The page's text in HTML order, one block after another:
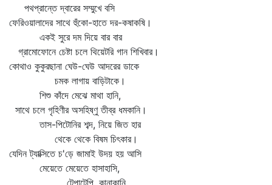
পথপ্রান্তে দ্বারের সম্মুখে বসি
ফেরিওয়ালাদের সাথে হুঁকো-হাতে দর-কষাকষি।
একই সুরে দম দিয়ে বার বার
গ্রামোফোনে চেষ্টা চলে থিয়েটরি গান শিখিবার।
কোথাও কুকুরছানা ঘেউ-ঘেউ আদরের ডাকে
চমক লাগায় বাড়িটাকে।
শিশু কাঁদে মেঝে মাথা হানি,
সাথে চলে গৃহিণীর অসহিষ্ণু তীব্র ধমকানি।
তাস-পিটোনির শব্দ, নিয়ে জিত হার
থেকে থেকে বিষম চিৎকার।
যেদিন ট্যাক্সিতে চ'ড়ে জামাই উদয় হয় আসি
মেয়েতে মেয়েতে হাসাহাসি,
টেপাটেপি, কানাকানি,